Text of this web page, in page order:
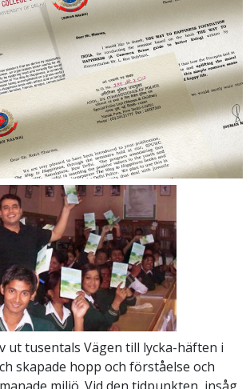
ut tusentals Vägen till lycka-häften i
skapade hopp och förståelse och